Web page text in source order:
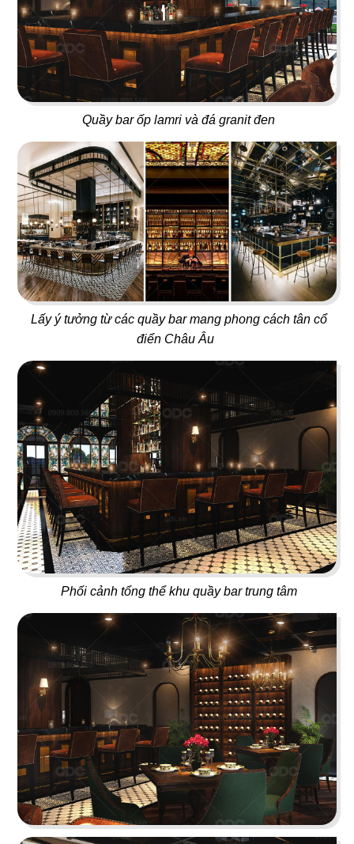
Quầy bar ốp lamri và đá granit đen
Lấy ý tưởng từ các quầy bar mang phong cách tân cổ
điển Châu Âu
Phối cảnh tổng thể khu quầy bar trung tâm
95
BUS HAWAII
Cafe
96
SIK DAK FOOK HOTPOT
Lẩu nướng Macau
97
CHU TƯỚC LÂU
Nhà hàng Dimsum
98
ZÔ SAIGON
Nhà hàng Việt
99
BÁT BỬU HONGKONG
Nhà hàng Lẩu
100
HỶ LÂM MÔN Q.7
Bakery & Cafe
101
Café
102
ĐẠI DƯƠNG
Nhà hàng Hoa
103
GÀ LẠC
Nhà hàng Hàn
104
HOLLY FOOD
Nhà hàng Âu